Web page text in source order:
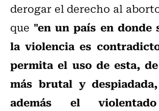
derogar el derecho al
que "en un país en donde
la violencia es
permita el uso de esta,
más brutal y
además el